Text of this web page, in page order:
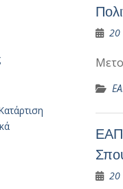
20
20